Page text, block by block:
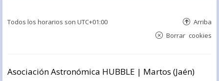
Todos los horarios son UTC+01:00 Arriba
Borrar cookies
Asociación Astronómica HUBBLE | Martos (Jaén)